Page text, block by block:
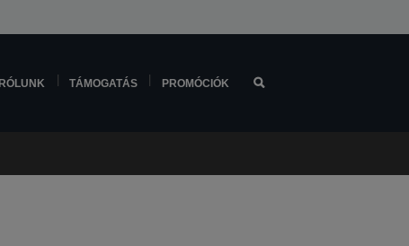
RÓLUNK TÁMOGATÁS PROMÓCIÓK